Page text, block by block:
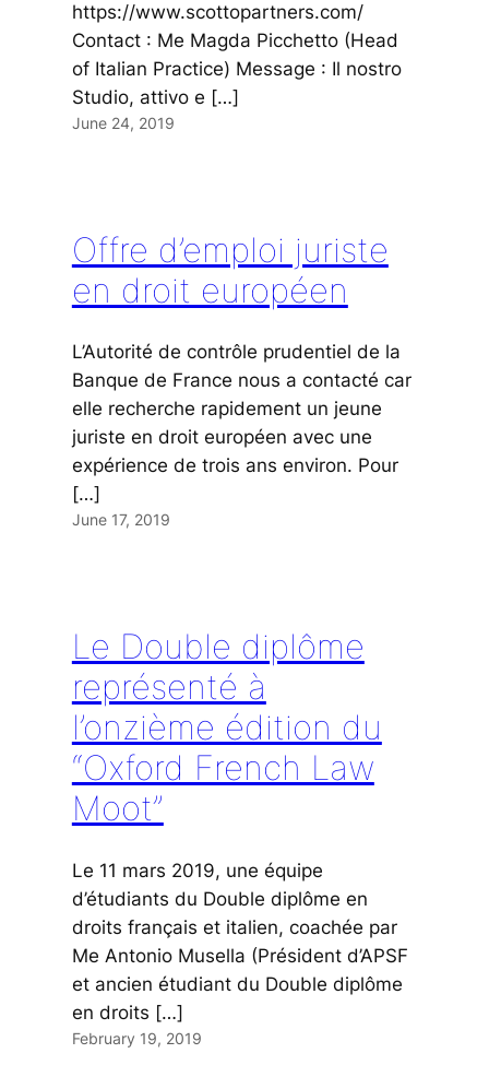
https://www.scottopartners.com/
Contact : Me Magda Picchetto (Head
of Italian Practice) Message : Il nostro
Studio, attivo e […]
June 24, 2019
Offre d’emploi juriste
en droit européen
L’Autorité de contrôle prudentiel de la
Banque de France nous a contacté car
elle recherche rapidement un jeune
juriste en droit européen avec une
expérience de trois ans environ. Pour
[…]
June 17, 2019
Le Double diplôme
représenté à
l’onzième édition du
“Oxford French Law
Moot”
Le 11 mars 2019, une équipe
d’étudiants du Double diplôme en
droits français et italien, coachée par
Me Antonio Musella (Président d’APSF
et ancien étudiant du Double diplôme
en droits […]
February 19, 2019